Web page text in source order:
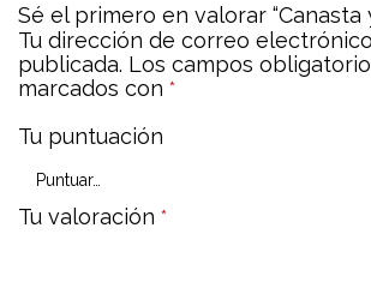
Sé el primero en valorar “Canasta
Tu dirección de correo
publicada. Los campos
marcados con *
Tu puntuación
Tu valoración *